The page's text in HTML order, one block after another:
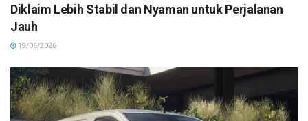
Diklaim Lebih Stabil dan Nyaman untuk Perjalanan
Jauh
19/06/2026